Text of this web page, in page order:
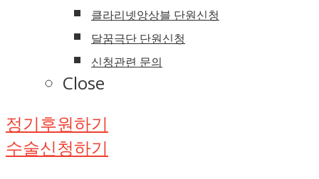
클라리넷앙상블 단원신청
달꿈극단 단원신청
신청관련 문의
Close
정기후원하기
수술신청하기